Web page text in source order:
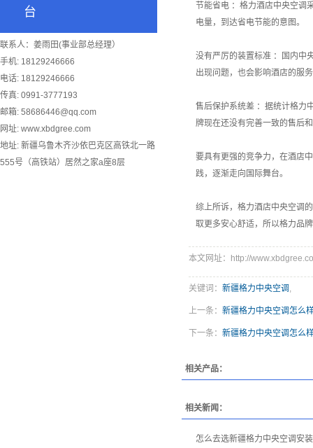
台
联系人：姜雨田(事业部总经理）
手机: 18129246666
电话: 18129246666
传真: 0991-3777193
邮箱: 58686446@qq.com
网址: www.xbdgree.com
地址: 新疆乌鲁木齐沙依巴克区高铁北一路
555号（高铁站）居然之家a座8层
节能省电 ：格力酒店中央空调
电量，到达省电节能的意图。
没有严厉的装置标准 ：国内中
出现问题，也会影响酒店的服
售后保护系统差 ：据统计格力
牌现在还没有完善一致的售后
要具有更强的竞争力，在酒店
践，逐渐走向国际舞台。
综上所诉，格力酒店中央空调
取更多安心舒适，所以格力品
本文网址：http://
关键词： 新疆格力中央空调 ,
上一条： 新疆格力中央空调怎么
下一条： 新疆格力中央空调怎么
相关产品：
相关新闻：
怎么去选新疆格力中央空调安